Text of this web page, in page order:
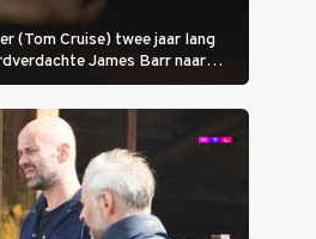
(Tom Cruise) twee jaar lang
James Barr naar